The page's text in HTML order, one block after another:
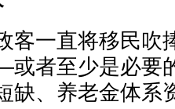
一直将移民吹
者至少是必要
缺、养老金体系